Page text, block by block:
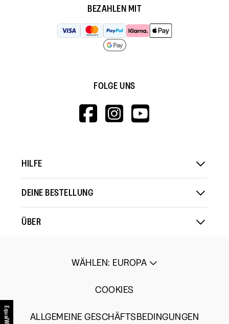
BEZAHLEN MIT
FOLGE UNS
HTTPS://
HTTPS://
HILFE
DEINE BESTELLUNG
ÜBER
WÄHLEN: EUROPA
COOKIES
ALLGEMEINE GESCHÄFTSBEDINGUNGEN
EqualWeb